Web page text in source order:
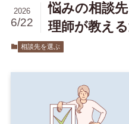
悩みの相談
理師が教え
2026
6/22
相談先を選ぶ